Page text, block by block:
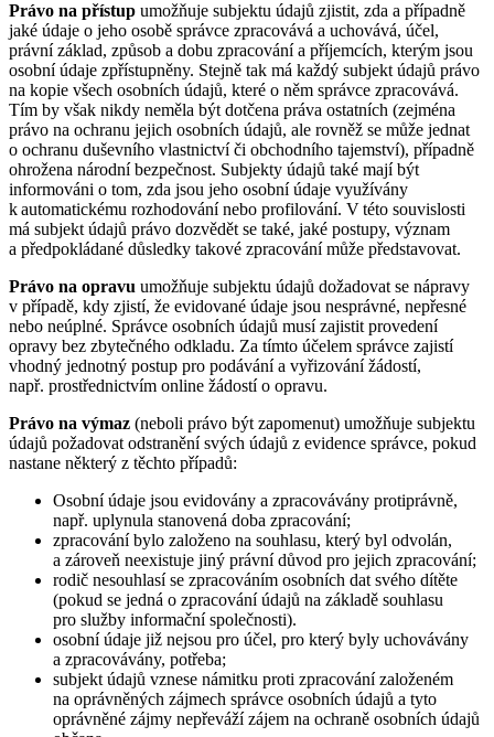
Právo na přístup umožňuje subjektu údajů zjistit, zda a případně
jaké údaje o jeho osobě správce zpracovává a uchovává, účel,
právní základ, způsob a dobu zpracování a příjemcích, kterým jsou
osobní údaje zpřístupněny. Stejně tak má každý subjekt údajů právo
na kopie všech osobních údajů, které o něm správce zpracovává.
Tím by však nikdy neměla být dotčena práva ostatních (zejména
právo na ochranu jejich osobních údajů, ale rovněž se může jednat
o ochranu duševního vlastnictví či obchodního tajemství), případně
ohrožena národní bezpečnost. Subjekty údajů také mají být
informováni o tom, zda jsou jeho osobní údaje využívány
k automatickému rozhodování nebo profilování. V této souvislosti
má subjekt údajů právo dozvědět se také, jaké postupy, význam
a předpokládané důsledky takové zpracování může představovat.
Právo na opravu umožňuje subjektu údajů dožadovat se nápravy
v případě, kdy zjistí, že evidované údaje jsou nesprávné, nepřesné
nebo neúplné. Správce osobních údajů musí zajistit provedení
opravy bez zbytečného odkladu. Za tímto účelem správce zajistí
vhodný jednotný postup pro podávání a vyřizování žádostí,
např. prostřednictvím online žádostí o opravu.
Právo na výmaz (neboli právo být zapomenut) umožňuje subjektu
údajů požadovat odstranění svých údajů z evidence správce, pokud
nastane některý z těchto případů:
Osobní údaje jsou evidovány a zpracovávány protiprávně,
např. uplynula stanovená doba zpracování;
zpracování bylo založeno na souhlasu, který byl odvolán,
a zároveň neexistuje jiný právní důvod pro jejich zpracování;
rodič nesouhlasí se zpracováním osobních dat svého dítěte
(pokud se jedná o zpracování údajů na základě souhlasu
pro služby informační společnosti).
osobní údaje již nejsou pro účel, pro který byly uchovávány
a zpracovávány, potřeba;
subjekt údajů vznese námitku proti zpracování založeném
na oprávněných zájmech správce osobních údajů a tyto
oprávněné zájmy nepřeváží zájem na ochraně osobních údajů